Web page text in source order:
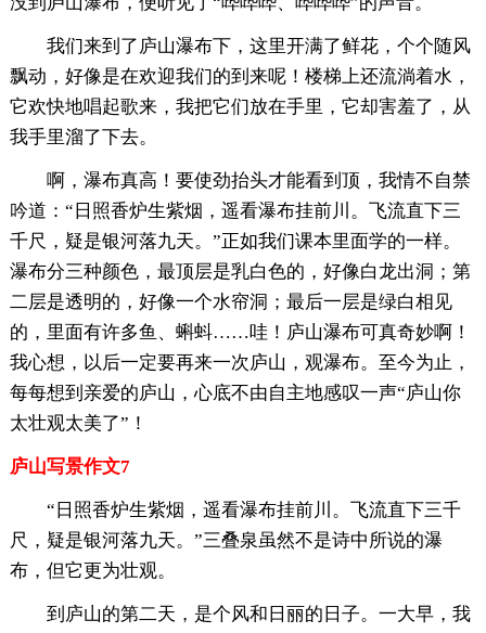
我们来到了庐山瀑布下，这里开满了鲜花，个个随风
飘动，好像是在欢迎我们的到来呢！楼梯上还流淌着水，
它欢快地唱起歌来，我把它们放在手里，它却害羞了，从
我手里溜了下去。
啊，瀑布真高！要使劲抬头才能看到顶，我情不自禁
吟道：“日照香炉生紫烟，遥看瀑布挂前川。飞流直下三
千尺，疑是银河落九天。”正如我们课本里面学的一样。
瀑布分三种颜色，最顶层是乳白色的，好像白龙出洞；第
二层是透明的，好像一个水帘洞；最后一层是绿白相见
的，里面有许多鱼、蝌蚪……哇！庐山瀑布可真奇妙啊！
我心想，以后一定要再来一次庐山，观瀑布。至今为止，
每每想到亲爱的庐山，心底不由自主地感叹一声“庐山你
太壮观太美了”！
庐山写景作文7
“日照香炉生紫烟，遥看瀑布挂前川。飞流直下三千
尺，疑是银河落九天。”三叠泉虽然不是诗中所说的瀑
布，但它更为壮观。
到庐山的第二天，是个风和日丽的日子。一大早，我